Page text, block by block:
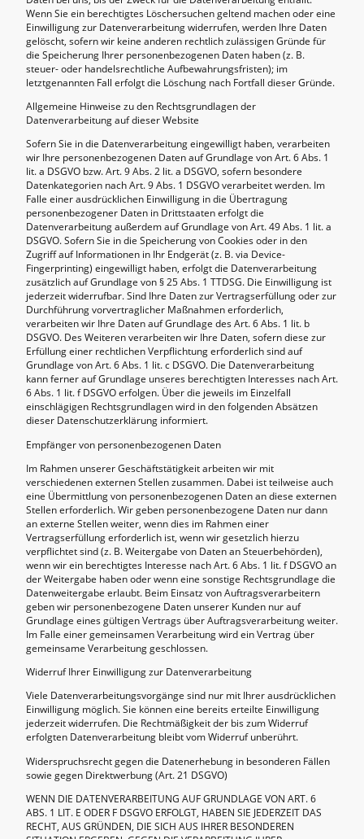
Wenn Sie ein berechtigtes Löschersuchen geltend machen oder eine
Einwilligung zur Datenverarbeitung widerrufen, werden Ihre Daten
gelöscht, sofern wir keine anderen rechtlich zulässigen Gründe für
die Speicherung Ihrer personenbezogenen Daten haben (z. B.
steuer- oder handelsrechtliche Aufbewahrungsfristen); im
letztgenannten Fall erfolgt die Löschung nach Fortfall dieser Gründe.
Allgemeine Hinweise zu den Rechtsgrundlagen der
Datenverarbeitung auf dieser Website
Sofern Sie in die Datenverarbeitung eingewilligt haben, verarbeiten
wir Ihre personenbezogenen Daten auf Grundlage von Art. 6 Abs. 1
lit. a DSGVO bzw. Art. 9 Abs. 2 lit. a DSGVO, sofern besondere
Datenkategorien nach Art. 9 Abs. 1 DSGVO verarbeitet werden. Im
Falle einer ausdrücklichen Einwilligung in die Übertragung
personenbezogener Daten in Drittstaaten erfolgt die
Datenverarbeitung außerdem auf Grundlage von Art. 49 Abs. 1 lit. a
DSGVO. Sofern Sie in die Speicherung von Cookies oder in den
Zugriff auf Informationen in Ihr Endgerät (z. B. via Device-
Fingerprinting) eingewilligt haben, erfolgt die Datenverarbeitung
zusätzlich auf Grundlage von § 25 Abs. 1 TTDSG. Die Einwilligung ist
jederzeit widerrufbar. Sind Ihre Daten zur Vertragserfüllung oder zur
Durchführung vorvertraglicher Maßnahmen erforderlich,
verarbeiten wir Ihre Daten auf Grundlage des Art. 6 Abs. 1 lit. b
DSGVO. Des Weiteren verarbeiten wir Ihre Daten, sofern diese zur
Erfüllung einer rechtlichen Verpflichtung erforderlich sind auf
Grundlage von Art. 6 Abs. 1 lit. c DSGVO. Die Datenverarbeitung
kann ferner auf Grundlage unseres berechtigten Interesses nach Art.
6 Abs. 1 lit. f DSGVO erfolgen. Über die jeweils im Einzelfall
einschlägigen Rechtsgrundlagen wird in den folgenden Absätzen
dieser Datenschutzerklärung informiert.
Empfänger von personenbezogenen Daten
Im Rahmen unserer Geschäftstätigkeit arbeiten wir mit
verschiedenen externen Stellen zusammen. Dabei ist teilweise auch
eine Übermittlung von personenbezogenen Daten an diese externen
Stellen erforderlich. Wir geben personenbezogene Daten nur dann
an externe Stellen weiter, wenn dies im Rahmen einer
Vertragserfüllung erforderlich ist, wenn wir gesetzlich hierzu
verpflichtet sind (z. B. Weitergabe von Daten an Steuerbehörden),
wenn wir ein berechtigtes Interesse nach Art. 6 Abs. 1 lit. f DSGVO an
der Weitergabe haben oder wenn eine sonstige Rechtsgrundlage die
Datenweitergabe erlaubt. Beim Einsatz von Auftragsverarbeitern
geben wir personenbezogene Daten unserer Kunden nur auf
Grundlage eines gültigen Vertrags über Auftragsverarbeitung weiter.
Im Falle einer gemeinsamen Verarbeitung wird ein Vertrag über
gemeinsame Verarbeitung geschlossen.
Widerruf Ihrer Einwilligung zur Datenverarbeitung
Viele Datenverarbeitungsvorgänge sind nur mit Ihrer ausdrücklichen
Einwilligung möglich. Sie können eine bereits erteilte Einwilligung
jederzeit widerrufen. Die Rechtmäßigkeit der bis zum Widerruf
erfolgten Datenverarbeitung bleibt vom Widerruf unberührt.
Widerspruchsrecht gegen die Datenerhebung in besonderen Fällen
sowie gegen Direktwerbung (Art. 21 DSGVO)
WENN DIE DATENVERARBEITUNG AUF GRUNDLAGE VON ART. 6
ABS. 1 LIT. E ODER F DSGVO ERFOLGT, HABEN SIE JEDERZEIT DAS
RECHT, AUS GRÜNDEN, DIE SICH AUS IHRER BESONDEREN